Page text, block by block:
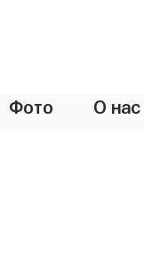
Фото О нас